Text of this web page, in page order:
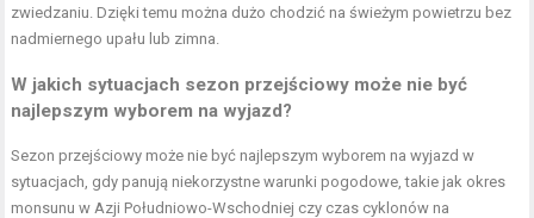
zwiedzaniu. Dzięki temu można dużo chodzić na świeżym powietrzu bez
nadmiernego upału lub zimna.
W jakich sytuacjach sezon przejściowy może nie być
najlepszym wyborem na wyjazd?
Sezon przejściowy może nie być najlepszym wyborem na wyjazd w
sytuacjach, gdy panują niekorzystne warunki pogodowe, takie jak okres
monsunu w Azji Południowo-Wschodniej czy czas cyklonów na